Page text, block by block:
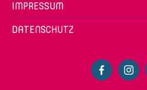
IMPRESSUM
DATENSCHUTZ